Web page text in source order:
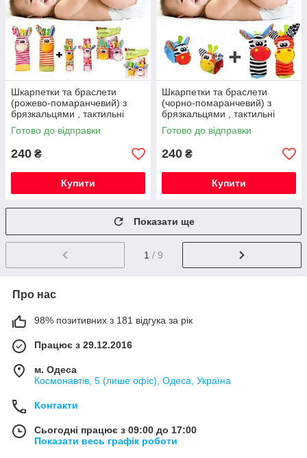
Шкарпетки та браслети
(рожево-помаранчевий) з
брязкальцями , тактильні
іграшки для малюків,
шарудять і дзвенять (набір з
Готово до відправки
240 ₴
Купити
Шкарпетки та браслети
(чорно-помаранчевий) з
брязкальцями , тактильні
іграшки для малюків,
шарудять і дзвенять (набір з
Готово до відправки
240 ₴
Купити
Показати ще
1 / 9
Про нас
98% позитивних з 181 відгука за рік
Працює з 29.12.2016
м. Одеса
Космонавтів, 5 (лише офіс), Одеса, Україна
Контакти
Сьогодні працює з 09:00 до 17:00
Показати весь графік роботи